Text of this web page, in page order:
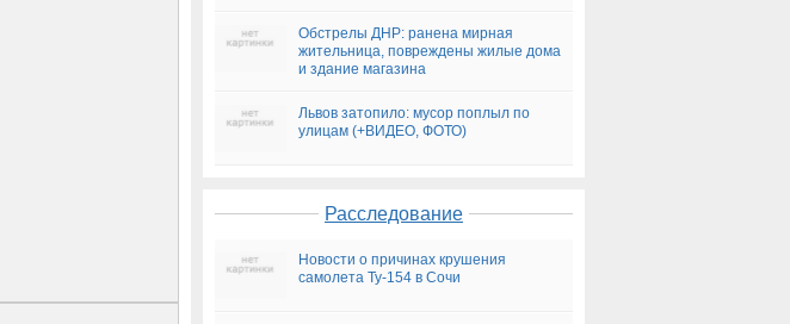
Обстрелы ДНР: ранена мирная
жительница, повреждены жилые дома
и здание магазина
Львов затопило: мусор поплыл по
улицам (+ВИДЕО, ФОТО)
Расследование
Новости о причинах крушения
самолета Ту-154 в Сочи